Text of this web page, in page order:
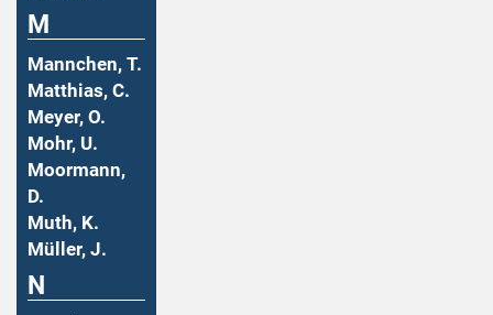
M
Mannchen, T.
Matthias, C.
Meyer, O.
Mohr, U.
Moormann,
D.
Muth, K.
Müller, J.
N